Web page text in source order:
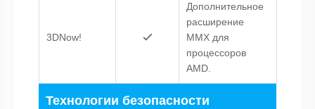
3DNow!
Дополнительное
расширение
MMX для
процессоров
AMD.
Технологии безопасности